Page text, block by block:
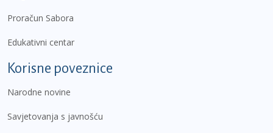
Proračun Sabora
Edukativni centar
Korisne poveznice
Narodne novine
Savjetovanja s javnošću